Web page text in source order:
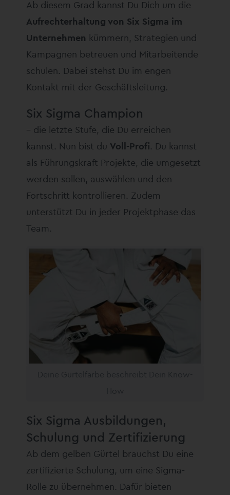
Ab diesem Grad kannst Du Dich um die
Aufrechterhaltung von Six Sigma im
Unternehmen kümmern, Strategien und
Kampagnen betreuen und Mitarbeitende
schulen. Dabei stehst Du im engen
Kontakt mit der Geschäftsleitung.
Six Sigma Champion
– die letzte Stufe, die Du erreichen
kannst. Nun bist du Voll-Profi. Du kannst
als Führungskraft Projekte, die umgesetzt
werden sollen, auswählen und den
Fortschritt kontrollieren. Zudem
unterstützt Du in jeder Projektphase das
Team.
Six Sigma Ausbildungen,
Schulung und Zertifizierung
Ab dem gelben Gürtel brauchst Du eine
zertifizierte Schulung, um eine Sigma-
Rolle zu übernehmen. Dafür bieten